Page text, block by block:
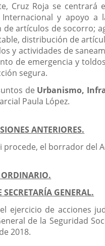
Cruz Roja se centrará
Internacional y apoyo a
artículos de socorro;
distribución de
y actividades de
de emergencia y
segura.
de Urbanismo,
Paula López.
ANTERIORES.
procede, el borrador del
ORDINARIO.
SECRETARÍA GENERAL.
ejercicio de acciones
de la Seguridad
2018.